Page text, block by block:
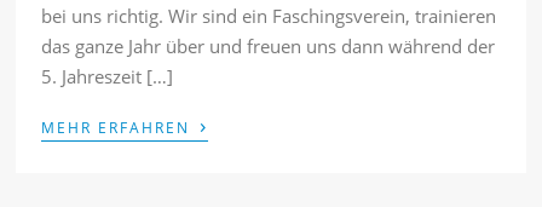
bei uns richtig. Wir sind ein Faschingsverein, trainieren
das ganze Jahr über und freuen uns dann während der
5. Jahreszeit […]
MEHR ERFAHREN ›